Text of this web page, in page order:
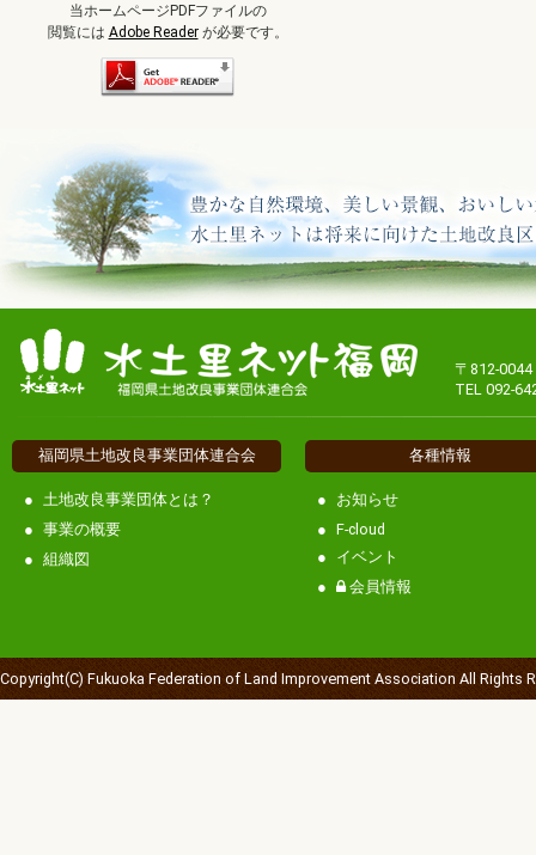
当ホームページPDFファイルの
閲覧には Adobe Readerが必要です。
〒812-
TEL 092-
福岡県土地改良事業団体連合会
土地改良事業団体とは？
事業の概要
組織図
各種情報
お知らせ
F-cloud
イベント
会員情報
Copyright(C) Fukuoka Federation of Land Improvement Association All Rights